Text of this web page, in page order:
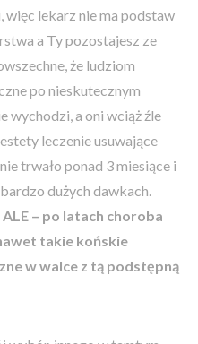
więc lekarz nie ma podstaw
a Ty pozostajesz ze
że ludziom
po nieskutecznym
wychodzi, a oni wciąż źle
leczenie usuwające
trwało ponad 3 miesiące i
dużych dawkach.
ALE – po latach choroba
takie końskie
w walce z tą podstępną